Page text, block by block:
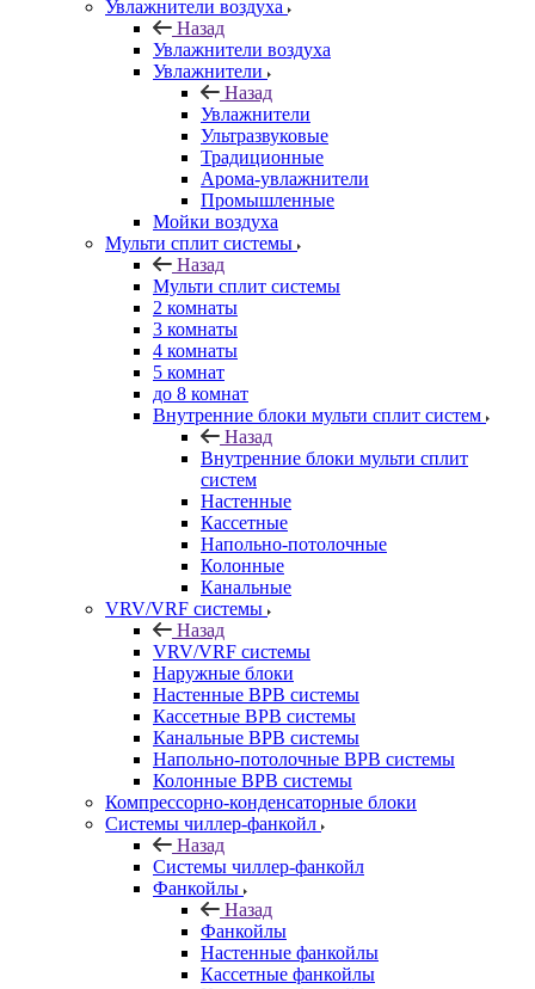
Увлажнители воздуха
Назад
Увлажнители воздуха
Увлажнители
Назад
Увлажнители
Ультразвуковые
Традиционные
Арома-увлажнители
Промышленные
Мойки воздуха
Мульти сплит системы
Назад
Мульти сплит системы
2 комнаты
3 комнаты
4 комнаты
5 комнат
до 8 комнат
Внутренние блоки мульти сплит систем
Назад
Внутренние блоки мульти сплит
систем
Настенные
Кассетные
Напольно-потолочные
Колонные
Канальные
VRV/VRF системы
Назад
VRV/VRF системы
Наружные блоки
Настенные ВРВ системы
Кассетные ВРВ системы
Канальные ВРВ системы
Напольно-потолочные ВРВ системы
Колонные ВРВ системы
Компрессорно-конденсаторные блоки
Системы чиллер-фанкойл
Назад
Системы чиллер-фанкойл
Фанкойлы
Назад
Фанкойлы
Настенные фанкойлы
Кассетные фанкойлы